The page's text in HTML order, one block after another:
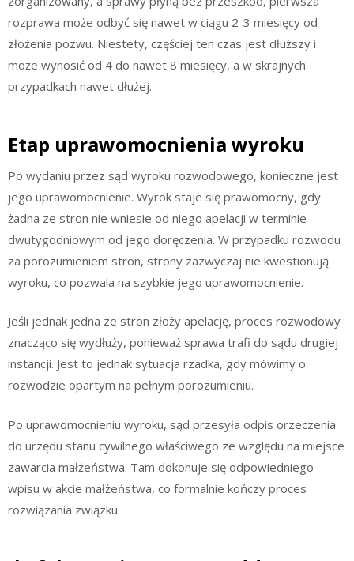
rozprawa może odbyć się nawet w ciągu 2-3 miesięcy od
złożenia pozwu. Niestety, częściej ten czas jest dłuższy i
może wynosić od 4 do nawet 8 miesięcy, a w skrajnych
przypadkach nawet dłużej.
Etap uprawomocnienia wyroku
Po wydaniu przez sąd wyroku rozwodowego, konieczne jest
jego uprawomocnienie. Wyrok staje się prawomocny, gdy
żadna ze stron nie wniesie od niego apelacji w terminie
dwutygodniowym od jego doręczenia. W przypadku rozwodu
za porozumieniem stron, strony zazwyczaj nie kwestionują
wyroku, co pozwala na szybkie jego uprawomocnienie.
Jeśli jednak jedna ze stron złoży apelację, proces rozwodowy
znacząco się wydłuży, ponieważ sprawa trafi do sądu drugiej
instancji. Jest to jednak sytuacja rzadka, gdy mówimy o
rozwodzie opartym na pełnym porozumieniu.
Po uprawomocnieniu wyroku, sąd przesyła odpis orzeczenia
do urzędu stanu cywilnego właściwego ze względu na miejsce
zawarcia małżeństwa. Tam dokonuje się odpowiedniego
wpisu w akcie małżeństwa, co formalnie kończy proces
rozwiązania związku.